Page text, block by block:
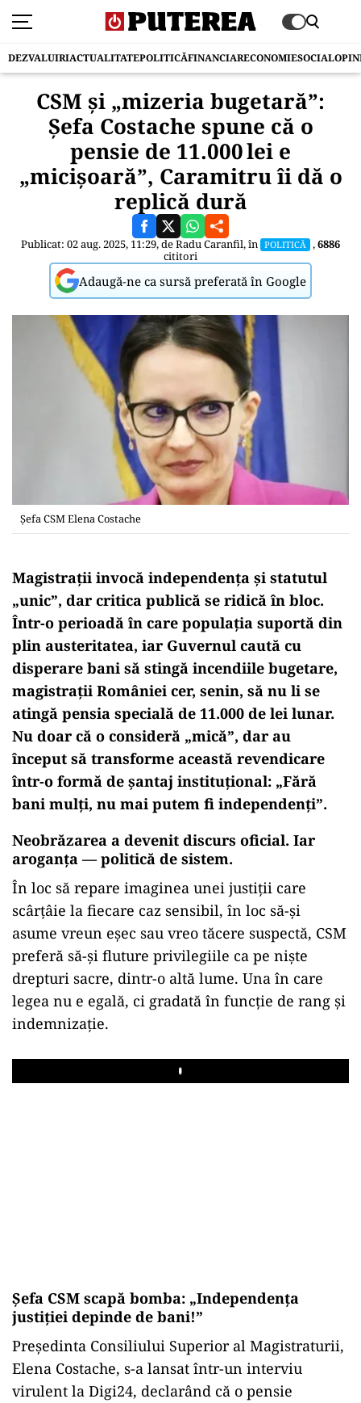
DEZVALUIRIACTUALITATEPOLITICĂFINANCIARECONOMIESOCIAL
CSM și „mizeria bugetară”:
Șefa Costache spune că o
pensie de 11.000 lei e
„micișoară”, Caramitru îi dă o
replică dură
Publicat: 02 aug. 2025, 11:29, deRadu Caranfil, în POLITICĂ ,6886
cititori
Adaugă-ne ca sursă preferată în Google
Șefa CSM Elena Costache
Magistrații invocă independența și statutul
„unic”, dar critica publică se ridică în bloc.
Într-o perioadă în care populația suportă din
plin austeritatea, iar Guvernul caută cu
disperare bani să stingă incendiile bugetare,
magistrații României cer, senin, să nu li se
atingă pensia specială de 11.000 de lei lunar.
Nu doar că o consideră „mică”, dar au
început să transforme această revendicare
într-o formă de șantaj instituțional: „Fără
bani mulți, nu mai putem fi independenți”.
Neobrăzarea a devenit discurs oficial. Iar
aroganța — politică de sistem.
În loc să repare imaginea unei justiții care
scârțâie la fiecare caz sensibil, în loc să-și
asume vreun eșec sau vreo tăcere suspectă, CSM
preferă să-și fluture privilegiile ca pe niște
drepturi sacre, dintr-o altă lume. Una în care
legea nu e egală, ci gradată în funcție de rang și
indemnizație.
Play
Șefa CSM scapă bomba: „Independența
justiției depinde de bani!”
Președinta Consiliului Superior al Magistraturii,
Elena Costache, s-a lansat într-un interviu
virulent la Digi24, declarând că o pensie